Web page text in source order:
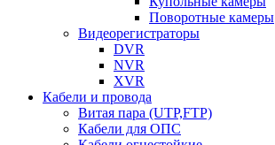
Поворотные камеры
Видеорегистраторы
DVR
NVR
XVR
Кабели и провода
Витая пара (UTP,FTP)
Кабели для ОПС